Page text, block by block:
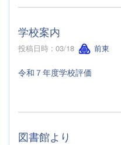
学校案内
投稿日時 : 03/18 前東
令和７年度学校評価
図書館より